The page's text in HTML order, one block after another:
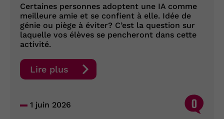
Certaines personnes adoptent une IA comme
meilleure amie et se confient à elle. Idée de
génie ou piège à éviter? C’est la question sur
laquelle vos élèves se pencheront dans cette
activité.
Lire plus
1 juin 2026 0